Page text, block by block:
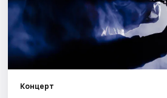
Экскурсии
Спорт
События
Концерт